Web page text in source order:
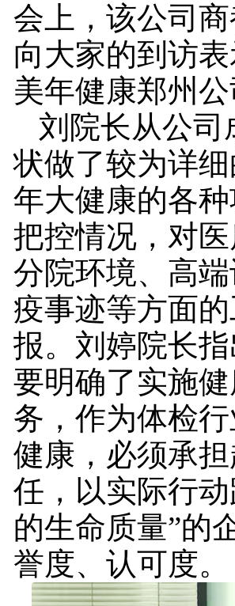
会上，该公司
向大家的到访
美年健康郑州
刘院长从公
状做了较为详
年大健康的各
把控情况，对
分院环境、高
疫事迹等方面
报。刘婷院长
要明确了实施
务，作为体检
健康，必须承
任，以实际行
的生命质量”的
誉度、认可度。